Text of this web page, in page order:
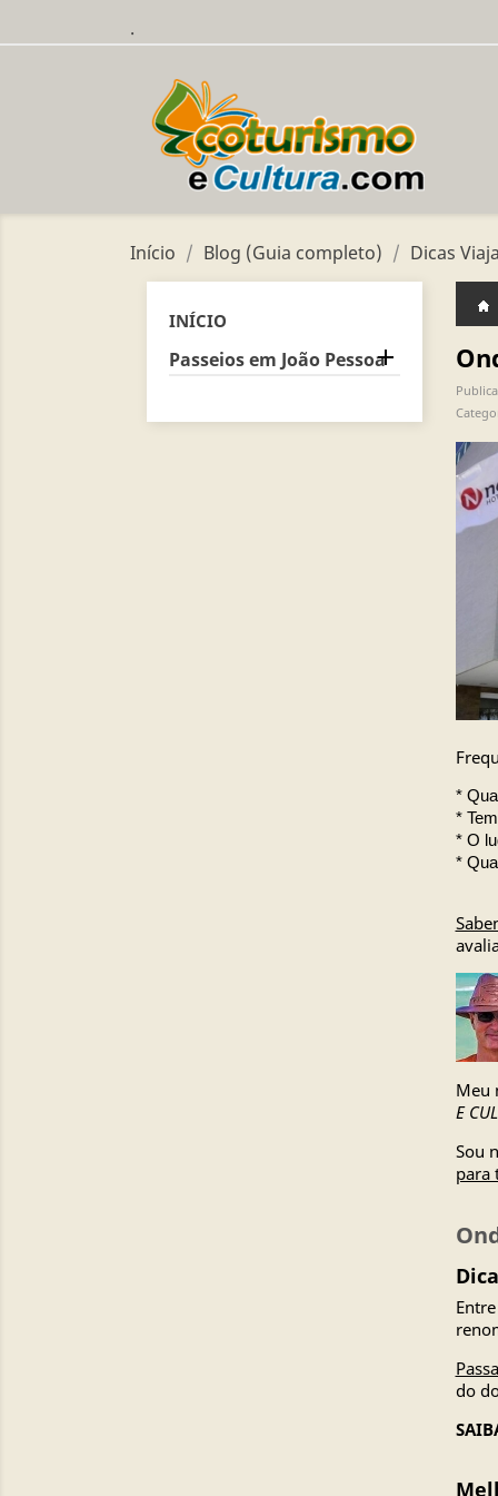
.
Início Blog (Guia completo) Dicas
INÍCIO
Passeios em João Pessoa

*
*
* O
*
Meu
E
Sou
para
do